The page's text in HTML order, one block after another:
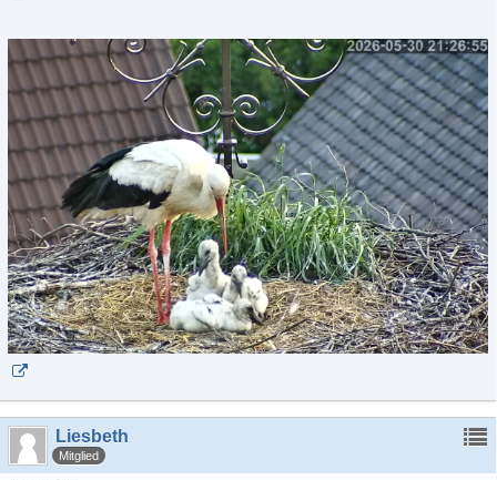
Liesbeth
Mitglied